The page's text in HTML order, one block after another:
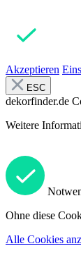
Akzeptieren
ESC
dekorfinder.de
Weitere
Ohne diese
Alle Cookies